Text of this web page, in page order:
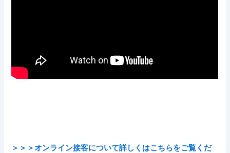
＞＞＞オンライン接客について詳しくはこちらをご覧くだ